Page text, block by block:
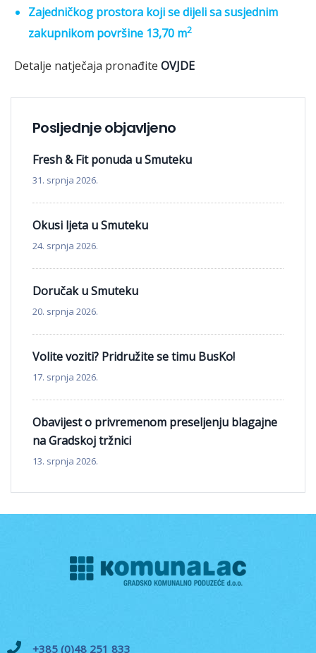
Zajedničkog prostora koji se dijeli sa susjednim
zakupnikom površine 13,70 m2
Detalje natječaja pronađite OVJDE
Posljednje objavljeno
Fresh & Fit ponuda u Smuteku
31. srpnja 2026.
Okusi ljeta u Smuteku
24. srpnja 2026.
Doručak u Smuteku
20. srpnja 2026.
Volite voziti? Pridružite se timu BusKo!
17. srpnja 2026.
Obavijest o privremenom preseljenju blagajne
na Gradskoj tržnici
13. srpnja 2026.
+385 (0)48 251 833